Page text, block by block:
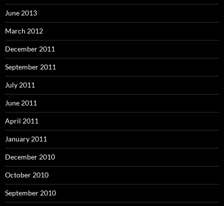
June 2013
March 2012
December 2011
September 2011
July 2011
June 2011
April 2011
January 2011
December 2010
October 2010
September 2010